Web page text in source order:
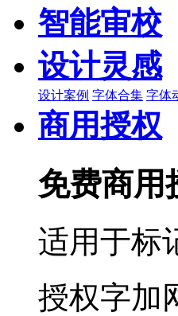
智能审校
设计灵感
设计案例 字体合集 字体
商用授权
免费商用
适用于标
授权字加